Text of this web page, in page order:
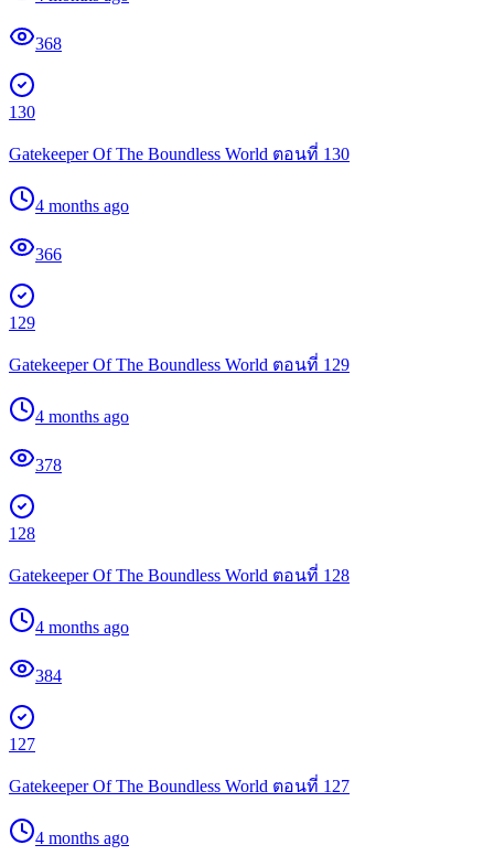
368
130
Gatekeeper Of The Boundless World ตอนที่ 130
4 months ago
366
129
Gatekeeper Of The Boundless World ตอนที่ 129
4 months ago
378
128
Gatekeeper Of The Boundless World ตอนที่ 128
4 months ago
384
127
Gatekeeper Of The Boundless World ตอนที่ 127
4 months ago